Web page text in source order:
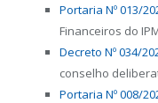
Portaria Nº 013/
Financeiros do
Decreto Nº 034/
conselho
Portaria Nº 008/